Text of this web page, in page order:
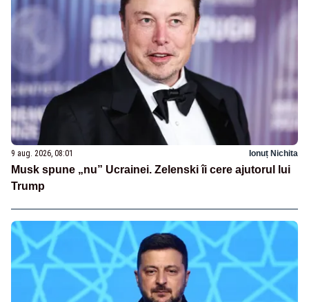
9 aug. 2026, 08:01 Ionuț Nichita
Musk spune „nu” Ucrainei. Zelenski îi cere ajutorul lui
Trump